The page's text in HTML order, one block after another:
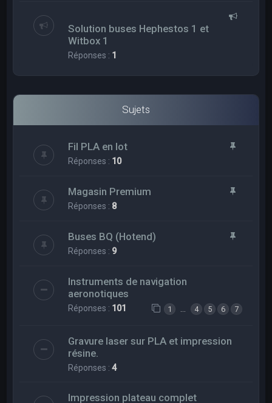
Solution buses Hephestos 1 et
Witbox 1
Réponses : 1
Sujets
Fil PLA en lot
Réponses : 10
Magasin Premium
Réponses : 8
Buses BQ (Hotend)
Réponses : 9
Instruments de navigation
aeronotiques
Réponses : 101 1 4 5 6 7
Gravure laser sur PLA et impression
résine.
Réponses :4
Impression plateau complet